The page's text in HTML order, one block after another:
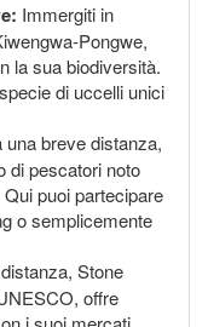
Immergiti in
Pongwe,
la sua biodiversità.
di uccelli unici
una breve distanza,
di pescatori noto
puoi partecipare
o semplicemente
Stone
offre